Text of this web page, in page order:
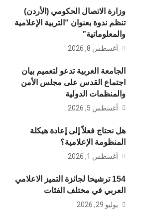
وزارة الاتصال الحكومي (الأردن)
تنظم ندوة بعنوان “التربية الإعلامية
والمعلوماتية”
أغسطس 8, 2026
الجامعة العربية تدعو لتعميم بيان
اجتماع القدس على مجلس الأمن
والمنظمات الدولية
أغسطس 5, 2026
هل نحتاج فعلاً إلى إعادة هيكلة
المنظومة الإعلامية؟
أغسطس 1, 2026
154 ترشيحا لجائزة التميز الاعلامي
العربي في مختلف الفئات
يوليو 29, 2026